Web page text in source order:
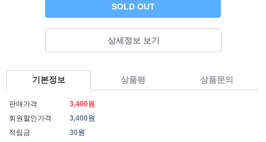
SOLD OUT
상세정보 보기
기본정보 상품평 상품문의
판매가격
3,400원
회원할인가격
3,400원
적립금
30원